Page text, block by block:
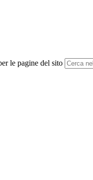
le pagine del sito